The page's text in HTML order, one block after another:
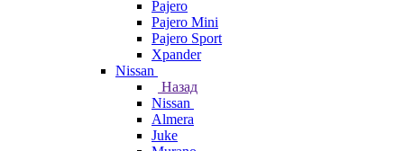
Pajero
Pajero Mini
Pajero Sport
Xpander
Nissan
Назад
Nissan
Almera
Juke